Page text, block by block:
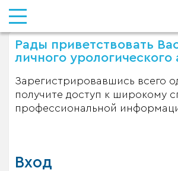
Рады приветствовать
личного урологического
Зарегистрировавшись всего
получите доступ к широкому
профессиональной
Вход